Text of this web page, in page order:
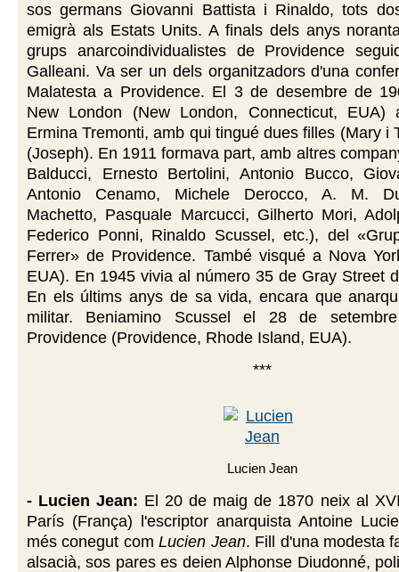
sos germans Giovanni Battista i Rinaldo, tots
emigrà als Estats Units. A finals dels anys
grups anarcoindividualistes de Providence
Galleani. Va ser un dels organitzadors d'una
Malatesta a Providence. El 3 de desembre de
New London (New London, Connecticut, EUA)
Ermina Tremonti, amb qui tingué dues filles (Mary i
(Joseph). En 1911 formava part, amb altres
Balducci, Ernesto Bertolini, Antonio Bucco,
Antonio Cenamo, Michele Derocco, A. M.
Machetto, Pasquale Marcucci, Gilherto Mori,
Federico Ponni, Rinaldo Scussel, etc.), del
Ferrer» de Providence. També visqué a Nova
EUA). En 1945 vivia al número 35 de Gray Street
En els últims anys de sa vida, encara que
militar. Beniamino Scussel el 28 de
Providence (Providence, Rhode Island, EUA).
***
Lucien Jean
- Lucien Jean: El 20 de maig de 1870 neix al
París (França) l'escriptor anarquista Antoine
més conegut comLucien Jean. Fill d'una modesta
alsacià, sos pares es deien Alphonse Diudonné,